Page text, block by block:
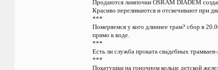
Продаются лампочки OSRAM DIADEM
Красиво переливаются и отсвечивают при
***
Померяемся у кого длиннее трам? сбор в
прямо к воде.
***
Есть ли служба проката свадебных
***
Покатушки на гоночном кольце детской